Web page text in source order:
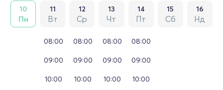
10
Пн
11
Вт
12
Ср
13
Чт
14
Пт
15
Сб
16
Нд
08:00
09:00
10:00
08:00
09:00
10:00
08:00
09:00
10:00
08:00
09:00
10:00